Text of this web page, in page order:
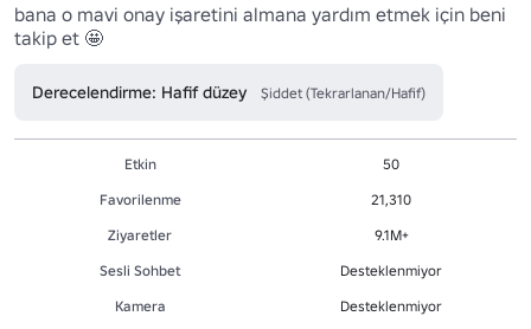
bana o mavi onay işaretini almana yardım etmek için beni
takip et 🤩
Derecelendirme: Hafif düzey Şiddet (Tekrarlanan/Hafif)
Etkin
50
Favorilenme
21,310
Ziyaretler
9.1M+
Sesli Sohbet
Desteklenmiyor
Kamera
Desteklenmiyor